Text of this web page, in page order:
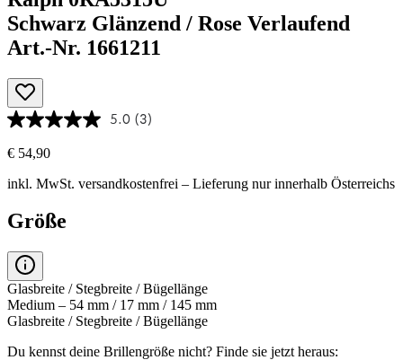
Schwarz Glänzend / Rose Verlaufend
Art.-Nr. 1661211
5.0 (3)
€ 54,90
inkl. MwSt. versandkostenfrei – Lieferung nur innerhalb Österreichs
Größe
Glasbreite / Stegbreite / Bügellänge
Medium – 54 mm / 17 mm / 145 mm
Glasbreite / Stegbreite / Bügellänge
Du kennst deine Brillengröße nicht? Finde sie jetzt heraus: